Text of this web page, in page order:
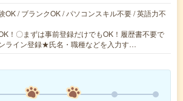
OK / ブランクOK / パソコンスキル不要 / 英語力不
！〇まずは事前登録だけでもOK！履歴書不要で
ライン登録★氏名・職種などを入力す…